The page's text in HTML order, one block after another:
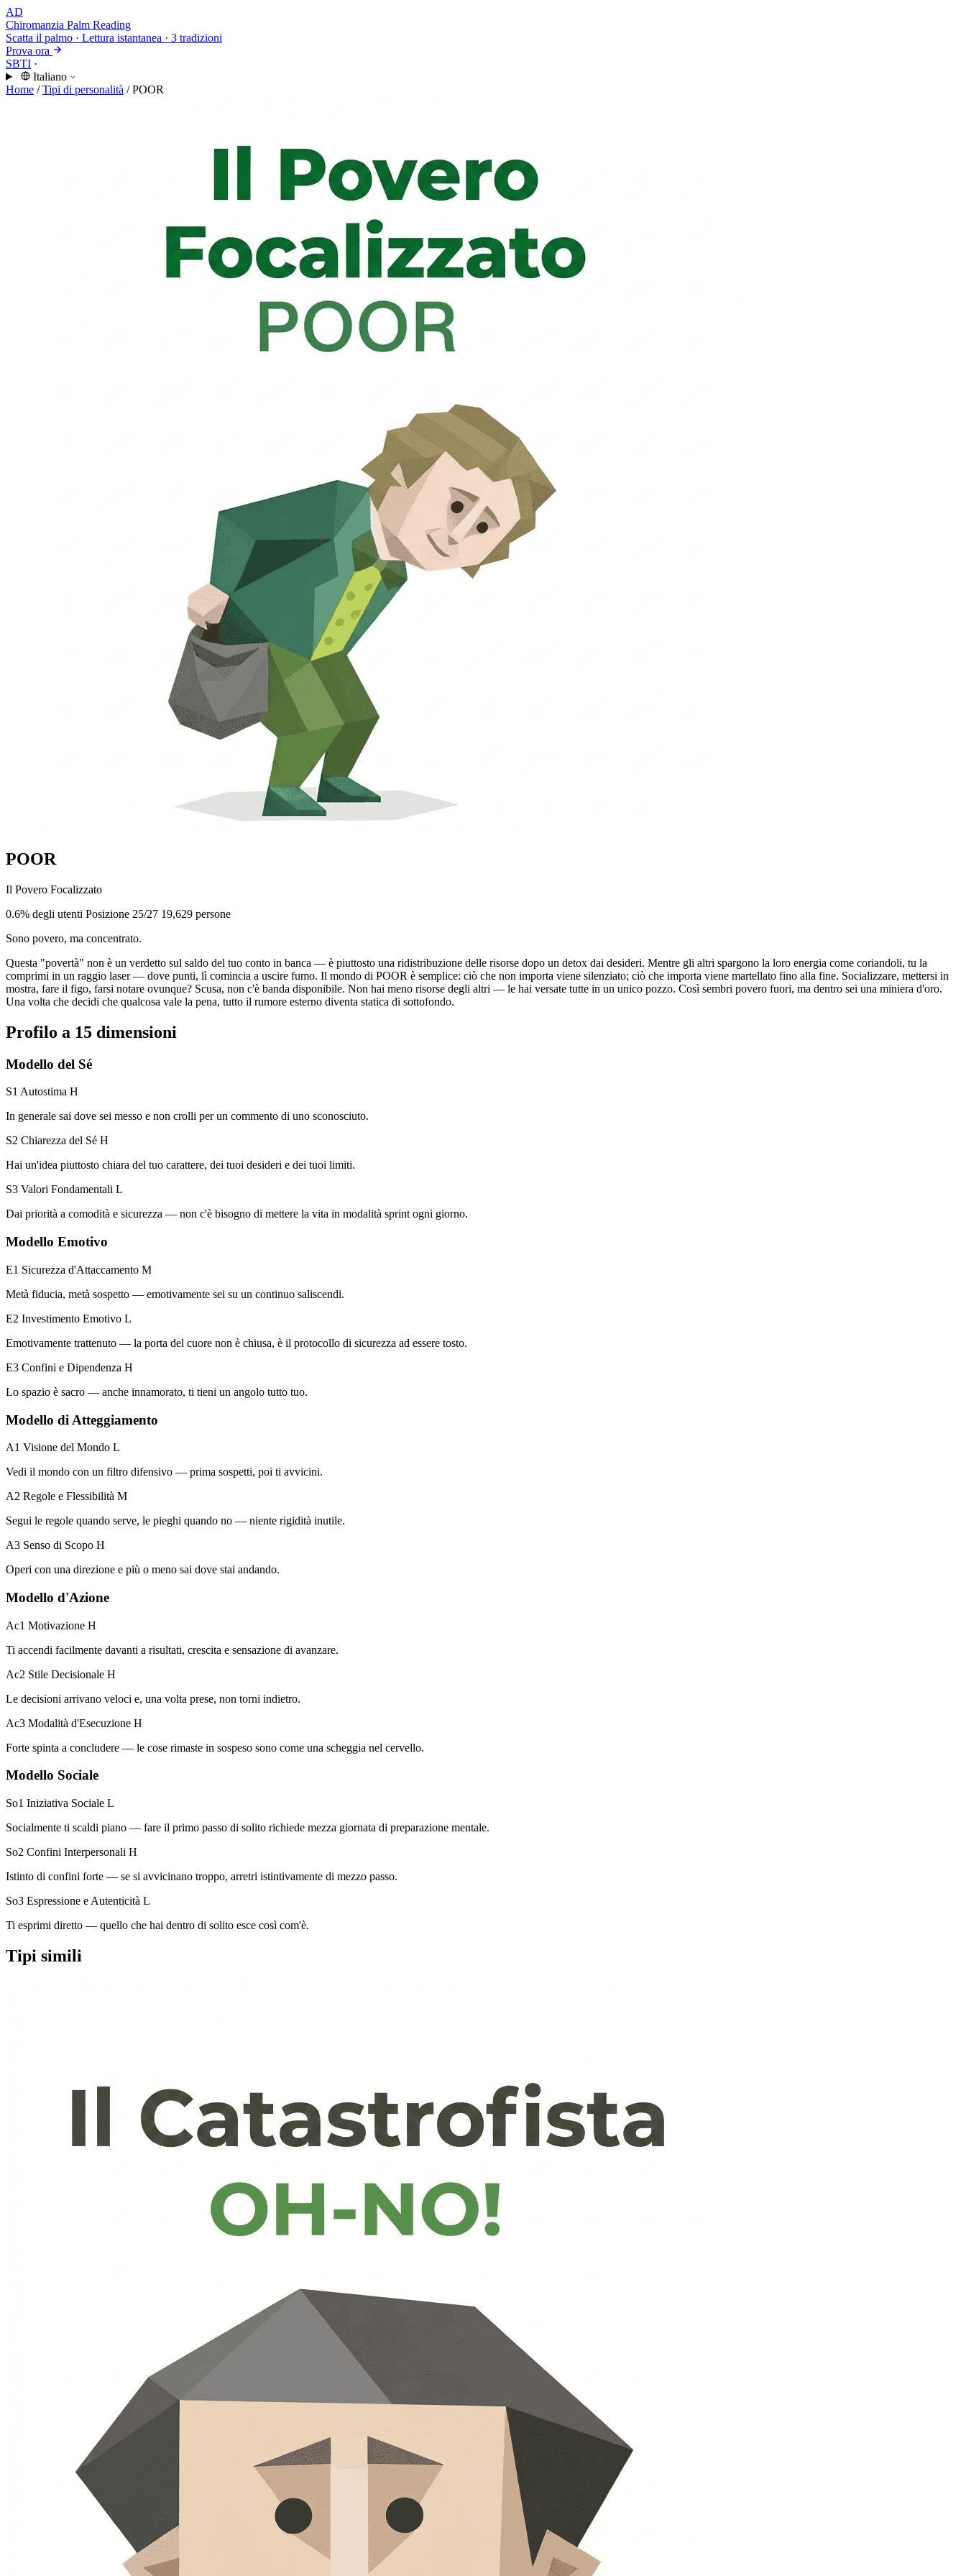
AD
Chiromanzia Palm Reading
Scatta il palmo · Lettura istantanea · 3 tradizioni
Prova ora
SBTI ·
Italiano
Home / Tipi di personalità / POOR
POOR
Il Povero Focalizzato
0.6% degli utenti Posizione 25/27 19,629 persone
Sono povero, ma concentrato.
Questa "povertà" non è un verdetto sul saldo del tuo conto in banca — è piuttosto una ridistribuzione delle risorse dopo un detox dai desideri. Mentre gli altri spargono la loro energia come coriandoli, tu la
comprimi in un raggio laser — dove punti, lì comincia a uscire fumo. Il mondo di POOR è semplice: ciò che non importa viene silenziato; ciò che importa viene martellato fino alla fine. Socializzare, mettersi in
mostra, fare il figo, farsi notare ovunque? Scusa, non c'è banda disponibile. Non hai meno risorse degli altri — le hai versate tutte in un unico pozzo. Così sembri povero fuori, ma dentro sei una miniera d'oro.
Una volta che decidi che qualcosa vale la pena, tutto il rumore esterno diventa statica di sottofondo.
Profilo a 15 dimensioni
Modello del Sé
S1 Autostima H
In generale sai dove sei messo e non crolli per un commento di uno sconosciuto.
S2 Chiarezza del Sé H
Hai un'idea piuttosto chiara del tuo carattere, dei tuoi desideri e dei tuoi limiti.
S3 Valori Fondamentali L
Dai priorità a comodità e sicurezza — non c'è bisogno di mettere la vita in modalità sprint ogni giorno.
Modello Emotivo
E1 Sicurezza d'Attaccamento M
Metà fiducia, metà sospetto — emotivamente sei su un continuo saliscendi.
E2 Investimento Emotivo L
Emotivamente trattenuto — la porta del cuore non è chiusa, è il protocollo di sicurezza ad essere tosto.
E3 Confini e Dipendenza H
Lo spazio è sacro — anche innamorato, ti tieni un angolo tutto tuo.
Modello di Atteggiamento
A1 Visione del Mondo L
Vedi il mondo con un filtro difensivo — prima sospetti, poi ti avvicini.
A2 Regole e Flessibilità M
Segui le regole quando serve, le pieghi quando no — niente rigidità inutile.
A3 Senso di Scopo H
Operi con una direzione e più o meno sai dove stai andando.
Modello d'Azione
Ac1 Motivazione H
Ti accendi facilmente davanti a risultati, crescita e sensazione di avanzare.
Ac2 Stile Decisionale H
Le decisioni arrivano veloci e, una volta prese, non torni indietro.
Ac3 Modalità d'Esecuzione H
Forte spinta a concludere — le cose rimaste in sospeso sono come una scheggia nel cervello.
Modello Sociale
So1 Iniziativa Sociale L
Socialmente ti scaldi piano — fare il primo passo di solito richiede mezza giornata di preparazione mentale.
So2 Confini Interpersonali H
Istinto di confini forte — se si avvicinano troppo, arretri istintivamente di mezzo passo.
So3 Espressione e Autenticità L
Ti esprimi diretto — quello che hai dentro di solito esce così com'è.
Tipi simili